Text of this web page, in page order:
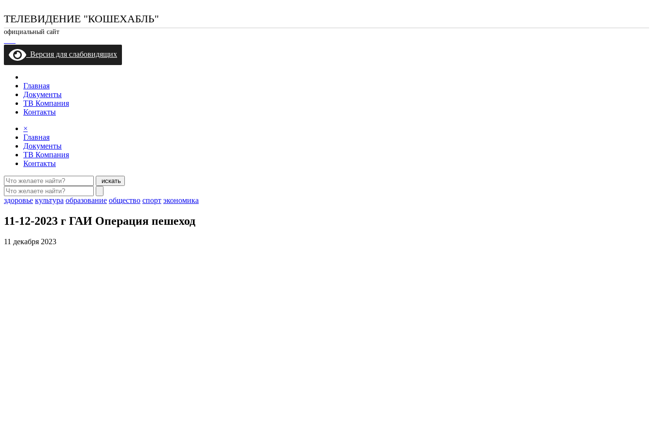
ТЕЛЕВИДЕНИЕ "КОШЕХАБЛЬ"
официальный сайт
Версия для слабовидящих
Главная
Документы
ТВ Компания
Контакты
×
Главная
Документы
ТВ Компания
Контакты
искать
здоровье культура образование общество спорт экономика
11-12-2023 г ГАИ Операция пешеход
11 декабря 2023